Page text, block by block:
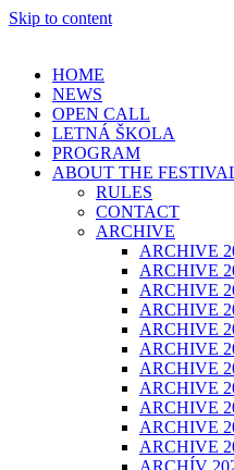
Skip to content
HOME
NEWS
OPEN CALL
LETNÁ ŠKOLA
PROGRAM
ABOUT THE
RULES
CONTACT
ARCHIVE
ARCHIVE
ARCHIVE
ARCHIVE
ARCHIVE
ARCHIVE
ARCHIVE
ARCHIVE
ARCHIVE
ARCHIVE
ARCHIVE
ARCHIVE
ARCHÍV